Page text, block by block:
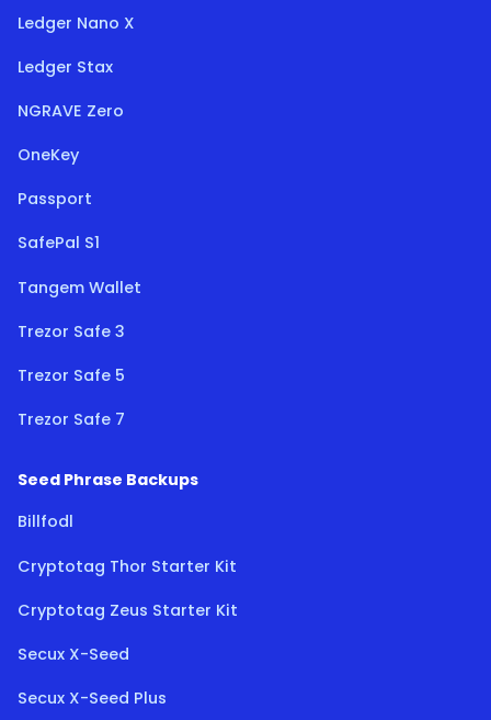
Ledger Nano X
Ledger Stax
NGRAVE Zero
OneKey
Passport
SafePal S1
Tangem Wallet
Trezor Safe 3
Trezor Safe 5
Trezor Safe 7
Seed Phrase Backups
Billfodl
Cryptotag Thor Starter Kit
Cryptotag Zeus Starter Kit
Secux X-Seed
Secux X-Seed Plus